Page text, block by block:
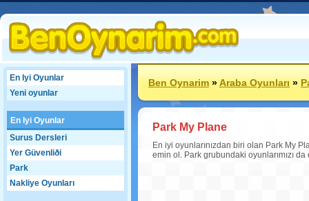
En Iyi Oyunlar
Yeni oyunlar
En Iyi Oyunlar
Surus Dersleri
Yer Güvenliði
Park
Nakliye Oyunları
Ben Oynarim»Araba Oyunları»
Park My Plane
En iyi oyunlarınızdan biri olan Park My
emin ol. Park grubundaki oyunlarımızı